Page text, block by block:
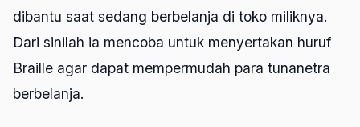
dibantu saat sedang berbelanja di toko miliknya.
Dari sinilah ia mencoba untuk menyertakan huruf
Braille agar dapat mempermudah para tunanetra
berbelanja.